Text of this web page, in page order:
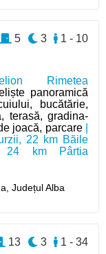
Rimetea
panoramică
bucătărie,
terasă, gradina-
joacă, parcare|
22 km Băile
24 km Pârtia
Județul Alba
1 - 10
3
5
1 - 34
3
13